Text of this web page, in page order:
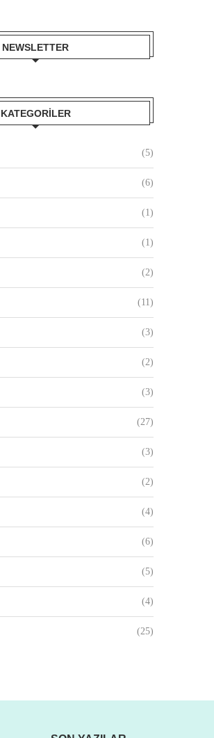
NEWSLETTER
KATEGORILER
(5)
(6)
(1)
(1)
(2)
(11)
(3)
(2)
(3)
(27)
(3)
(2)
(4)
(6)
(5)
(4)
(25)